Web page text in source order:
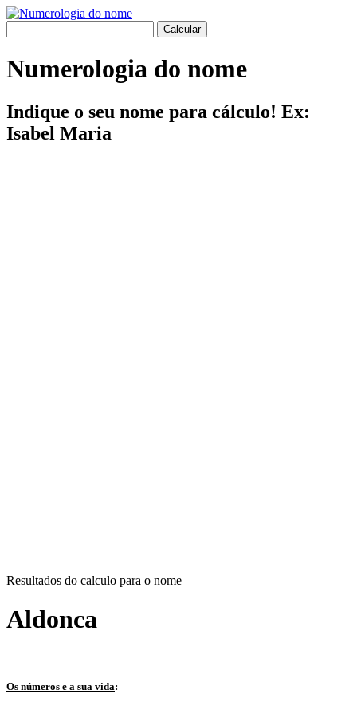
Numerologia do nome
Indique o seu nome para cálculo! Ex:
Isabel Maria
Resultados do calculo para o nome
Aldonca
Os números e a sua vida: